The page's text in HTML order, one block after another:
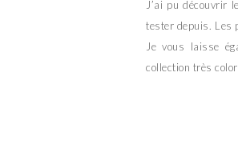
J’ai pu découvrir
tester depuis. Les
Je vous laisse
collection très